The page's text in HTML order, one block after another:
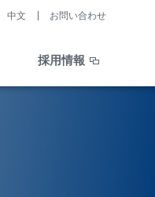
採用情報
中文 お問い合わせ